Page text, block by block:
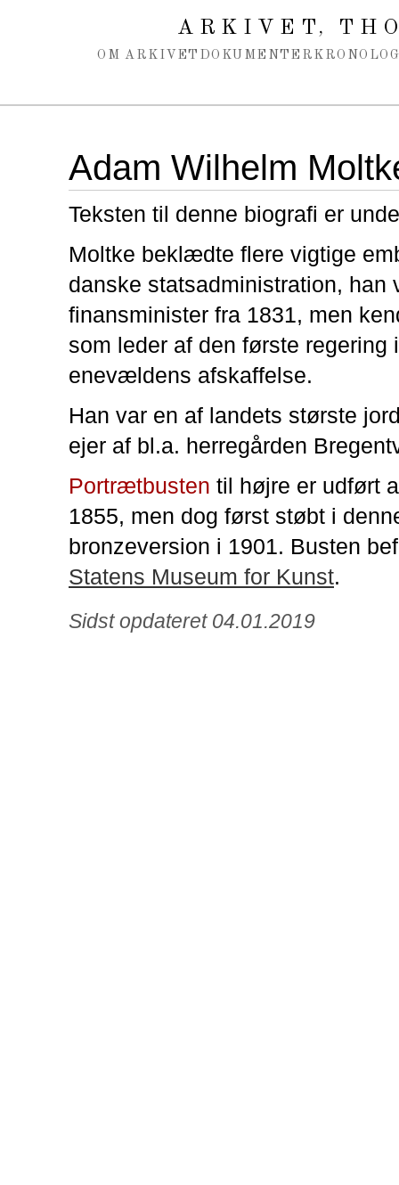
ARKIVET,
OM ARKIVET DOKUMENTER
Adam Wilhelm
Teksten til denne biografi er
Moltke beklædte flere vigtige
danske statsadministration, han
finansminister fra 1831, men
som leder af den første regering
enevældens afskaffelse.
Han var en af landets største
ejer af bl.a. herregården
Portrætbusten til højre er udført
1855, men dog først støbt i
bronzeversion i 1901. Busten
Statens Museum for Kunst.
Sidst opdateret 04.01.2019